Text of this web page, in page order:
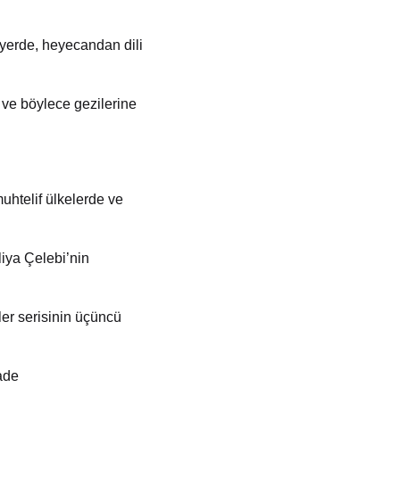
heyecandan dili
böylece gezilerine
ülkelerde ve
Çelebi’nin
serisinin üçüncü